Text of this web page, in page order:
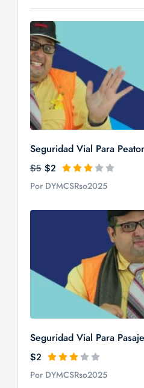
Seguridad Vial Para
$5 $2
Por DYMCSRso2025
Seguridad Vial Para
$2
Por DYMCSRso2025